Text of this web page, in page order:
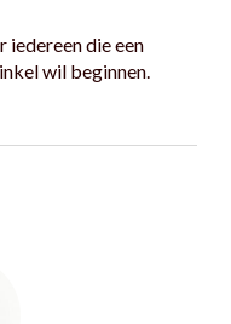
iedereen die een
wil beginnen.